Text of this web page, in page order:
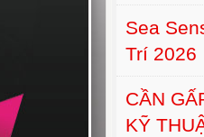
Sea
Trí 2026
CẦN
KỸ